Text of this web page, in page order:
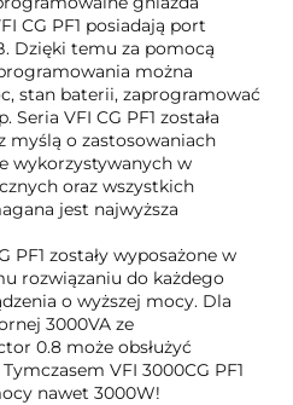
CG PF1 posiadają port
Dzięki temu za pomocą
można
stan baterii, zaprogramować
VFI CG PF1 została
myślą o zastosowaniach
wykorzystywanych w
oraz wszystkich
jest najwyższa
PF1 zostały wyposażone w
rozwiązaniu do każdego
o wyższej mocy. Dla
3000VA ze
0.8 może obsłużyć
VFI 3000CG PF1
nawet 3000W!